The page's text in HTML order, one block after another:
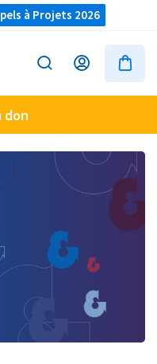
à Projets 2026
don